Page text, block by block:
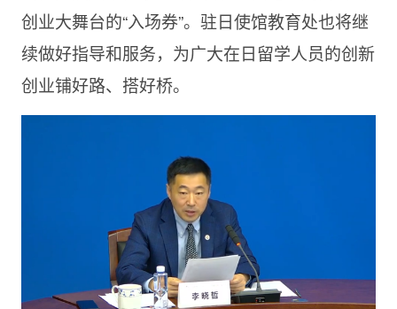
创业大舞台的“入场券”。驻日使馆教育处也将继
续做好指导和服务，为广大在日留学人员的创新
创业铺好路、搭好桥。